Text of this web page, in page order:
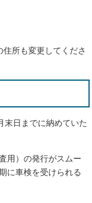
所も変更してくださ
末日までに納めていた
用）の発行がスムー
に車検を受けられる